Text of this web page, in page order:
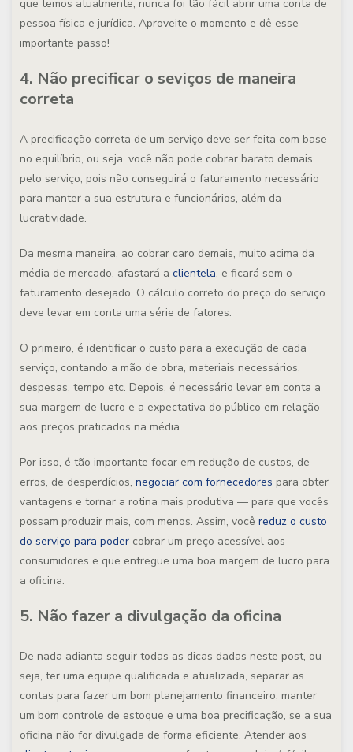
que temos atualmente, nunca foi tão fácil abrir uma conta de
pessoa física e jurídica. Aproveite o momento e dê esse
importante passo!
4. Não precificar o seviços de maneira
correta
A precificação correta de um serviço deve ser feita com base
no equilíbrio, ou seja, você não pode cobrar barato demais
pelo serviço, pois não conseguirá o faturamento necessário
para manter a sua estrutura e funcionários, além da
lucratividade.
Da mesma maneira, ao cobrar caro demais, muito acima da
média de mercado, afastará a clientela, e ficará sem o
faturamento desejado. O cálculo correto do preço do serviço
deve levar em conta uma série de fatores.
O primeiro, é identificar o custo para a execução de cada
serviço, contando a mão de obra, materiais necessários,
despesas, tempo etc. Depois, é necessário levar em conta a
sua margem de lucro e a expectativa do público em relação
aos preços praticados na média.
Por isso, é tão importante focar em redução de custos, de
erros, de desperdícios, negociar com fornecedores para obter
vantagens e tornar a rotina mais produtiva — para que vocês
possam produzir mais, com menos. Assim, você reduz o custo
do serviço para poder cobrar um preço acessível aos
consumidores e que entregue uma boa margem de lucro para
a oficina.
5. Não fazer a divulgação da oficina
De nada adianta seguir todas as dicas dadas neste post, ou
seja, ter uma equipe qualificada e atualizada, separar as
contas para fazer um bom planejamento financeiro, manter
um bom controle de estoque e uma boa precificação, se a sua
oficina não for divulgada de forma eficiente. Atender aos